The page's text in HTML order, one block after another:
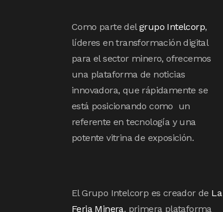
Como parte delgrupo Intelcorp,
líderes en transformación digital
para el sector minero, ofrecemos
una plataforma de noticias
innovadora, que rápidamente se
está posicionando como un
referente en tecnología y una
potente vitrina de exposición.
El Grupo Intelcorp es creador de La
Feria Minera, primera plataforma